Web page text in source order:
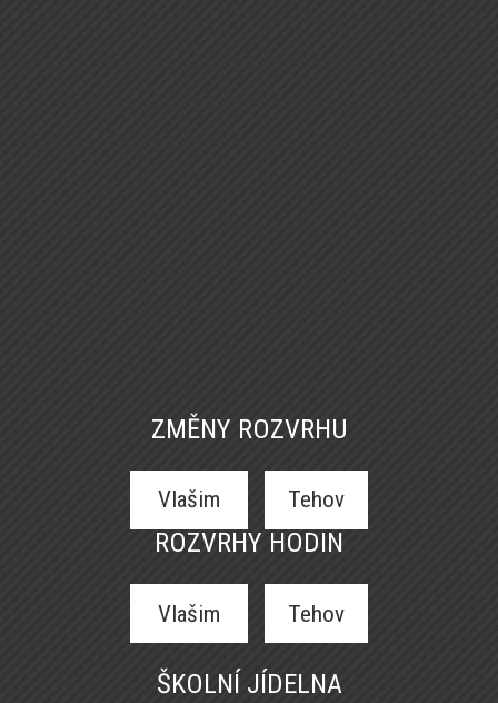
ZMĚNY ROZVRHU
Vlašim Tehov
ROZVRHY HODIN
Vlašim Tehov
ŠKOLNÍ JÍDELNA